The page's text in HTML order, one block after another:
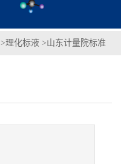
>理化标液 >山东计量院标准